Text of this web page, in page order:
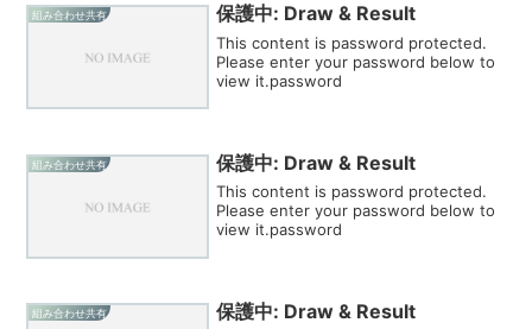
組み合わせ共有 保護中: Draw & Result
This content is password protected.
Please enter your password below to
view it.password
組み合わせ共有 保護中: Draw & Result
This content is password protected.
Please enter your password below to
view it.password
組み合わせ共有 保護中: Draw & Result